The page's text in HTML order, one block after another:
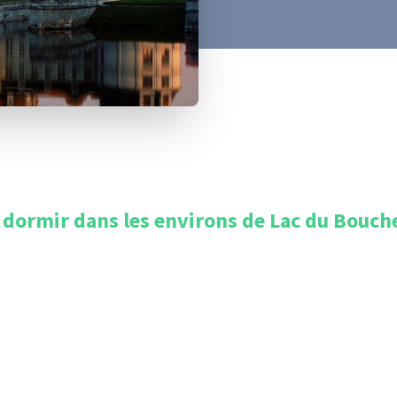
dormir dans les environs de Lac du